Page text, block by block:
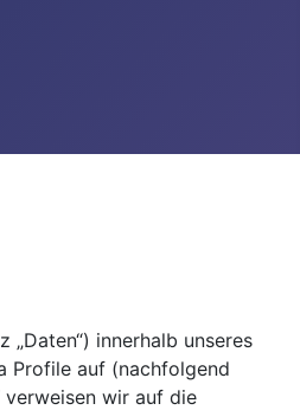
innerhalb unseres
Profile auf (nachfolgend
verweisen wir auf die